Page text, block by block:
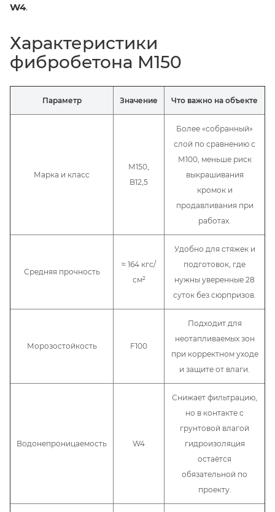
W4.
Характеристики
фибробетона М150
Параметр Значение Что важно на объекте
Марка и класс
М150,
B12,5
Более «собранный»
слой по сравнению с
М100, меньше риск
выкрашивания
кромок и
продавливания при
работах.
Средняя прочность
≈ 164 кгс/
см²
Удобно для стяжек и
подготовок, где
нужны уверенные 28
суток без сюрпризов.
Морозостойкость F100
Подходит для
неотапливаемых зон
при корректном уходе
и защите от влаги.
Водонепроницаемость W4
Снижает фильтрацию,
но в контакте с
грунтовой влагой
гидроизоляция
остаётся
обязательной по
проекту.